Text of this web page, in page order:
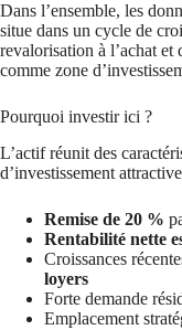
Dans l’ensemble, les
situe dans un cycle de
revalorisation à l’achat
comme zone
Pourquoi investir ici ?
L’actif réunit des
d’investissement
Remise de 20 %
Rentabilité nette
Croissances
loyers
Forte demande
Emplacement